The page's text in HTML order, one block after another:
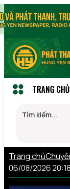
TRANG CHỦ
Trang chủ
06/08/2026